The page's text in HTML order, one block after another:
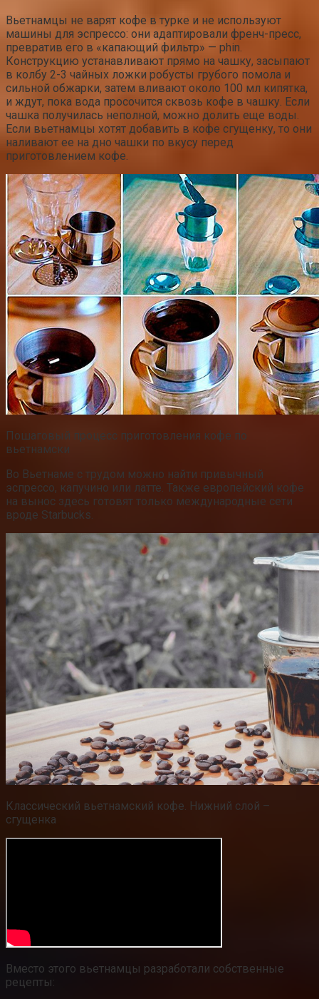
Вьетнамцы не варят кофе в турке и не используют
машины для эспрессо: они адаптировали френч-пресс,
превратив его в «капающий фильтр» — phin.
Конструкцию устанавливают прямо на чашку, засыпают
в колбу 2-3 чайных ложки робусты грубого помола и
сильной обжарки, затем вливают около 100 мл кипятка,
и ждут, пока вода просочится сквозь кофе в чашку. Если
чашка получилась неполной, можно долить еще воды.
Если вьетнамцы хотят добавить в кофе сгущенку, то они
наливают ее на дно чашки по вкусу перед
приготовлением кофе.
Пошаговый процесс приготовления кофе по
вьетнамски
Во Вьетнаме с трудом можно найти привычный
эспрессо, капучино или латте. Также европейский кофе
на вынос здесь готовят только международные сети
вроде Starbucks.
Классический вьетнамский кофе. Нижний слой –
сгущенка
Вместо этого вьетнамцы разработали собственные
рецепты: